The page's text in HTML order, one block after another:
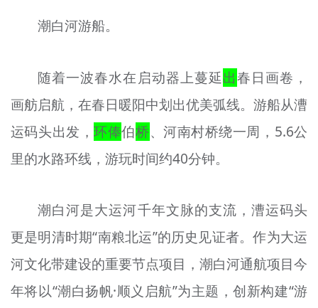
潮白河游船。
随着一波春水在启动器上蔓延出春日画卷，
画舫启航，在春日暖阳中划出优美弧线。游船从漕
运码头出发，环俸伯桥、河南村桥绕一周，5.6公
里的水路环线，游玩时间约40分钟。
潮白河是大运河千年文脉的支流，漕运码头
更是明清时期“南粮北运”的历史见证者。作为大运
河文化带建设的重要节点项目，潮白河通航项目今
年将以“潮白扬帆·顺义启航”为主题，创新构建“游